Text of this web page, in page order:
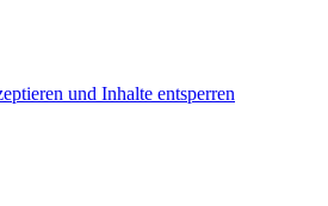
und Inhalte entsperren